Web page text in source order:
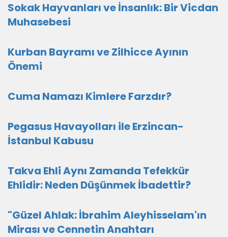
Sokak Hayvanları ve İnsanlık: Bir Vicdan
Muhasebesi
Kurban Bayramı ve Zilhicce Ayının
Önemi
Cuma Namazı Kimlere Farzdır?
Pegasus Havayolları ile Erzincan-
İstanbul Kabusu
Takva Ehli Aynı Zamanda Tefekkür
Ehlidir: Neden Düşünmek İbadettir?
"Güzel Ahlak: İbrahim Aleyhisselam'ın
Mirası ve Cennetin Anahtarı